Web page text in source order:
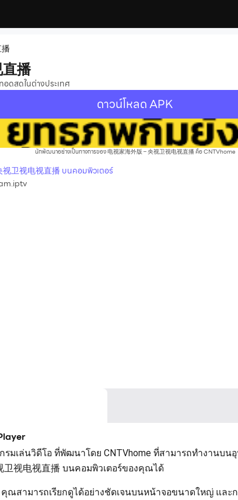
播
ดสดในต่างประเทศ
ดาวน์โหลด APK
นักพัฒนาอย่างเป็นทางการของ 电视家海外版 – 央视卫视电视直播 คือ CNTVhome
视卫视电视直播 บนคอมพิวเตอร์
รมเล่นวิดีโอ ที่พัฒนาโดย CNTVhome ที่สามารถทำงานบ
视电视直播 บนคอมพิวเตอร์ของคุณได้
คุณสามารถเรียกดูได้อย่างชัดเจนบนหน้าจอขนาดใหญ่ แล